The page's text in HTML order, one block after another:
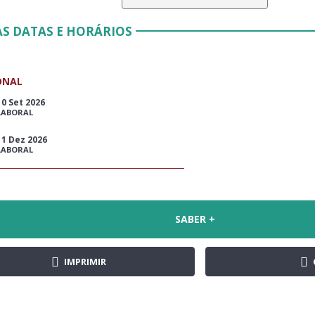
DATAS E HORÁRIOS
Set 2026
Dez 2026
SABER +
IMPRIMIR